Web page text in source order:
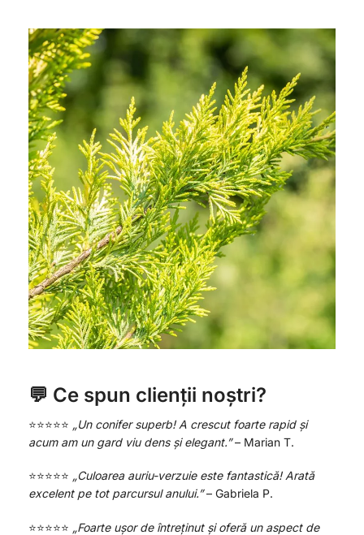
💬 Ce spun clienții noștri?
⭐️⭐️⭐️⭐️⭐️ „Un conifer superb! A crescut foarte rapid și
acum am un gard viu dens și elegant.”– Marian T.
⭐️⭐️⭐️⭐️⭐️ „Culoarea auriu-verzuie este fantastică! Arată
excelent pe tot parcursul anului.”– Gabriela P.
⭐️⭐️⭐️⭐️⭐️ „Foarte ușor de întreținut și oferă un aspect de